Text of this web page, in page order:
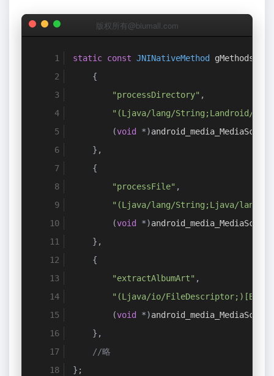
版权所有@biumall.com
static const JNINativeMethod gMethods
{
"processDirectory" ,
"(Ljava/lang/String;Landroid/
(void *)
},
{
"processFile" ,
"(Ljava/lang/String;Ljava/lang/
(void *)
},
{
"extractAlbumArt" ,
"(Ljava/io/FileDescriptor;)[B"
(void *)
},
//略
};